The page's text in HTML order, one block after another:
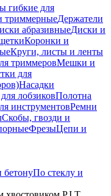
гибкие для
триммерныеДержатели
абразивныеДиски и
Коронки и
Круги, листы и ленты
триммеровМешки и
для
Насадки
лобзиковПолотна
инструментовРемни
Скобы, гвозди и
ФрезыЦепи и
По стеклу и